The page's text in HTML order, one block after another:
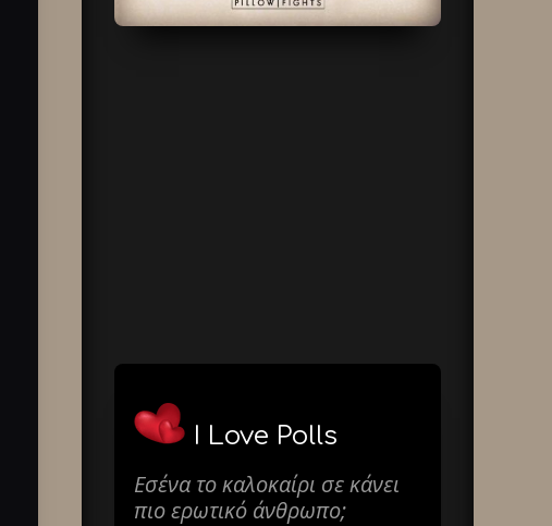
I Love Polls
Εσένα το καλοκαίρι σε κάνει
πιο ερωτικό άνθρωπο;